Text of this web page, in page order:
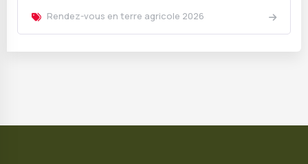
Rendez-vous en terre agricole 2026